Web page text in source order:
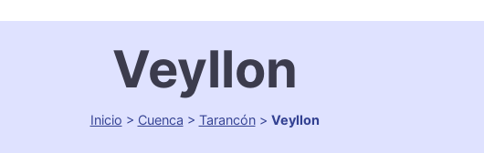
Veyllon
Inicio > Cuenca > Tarancón> Veyllon